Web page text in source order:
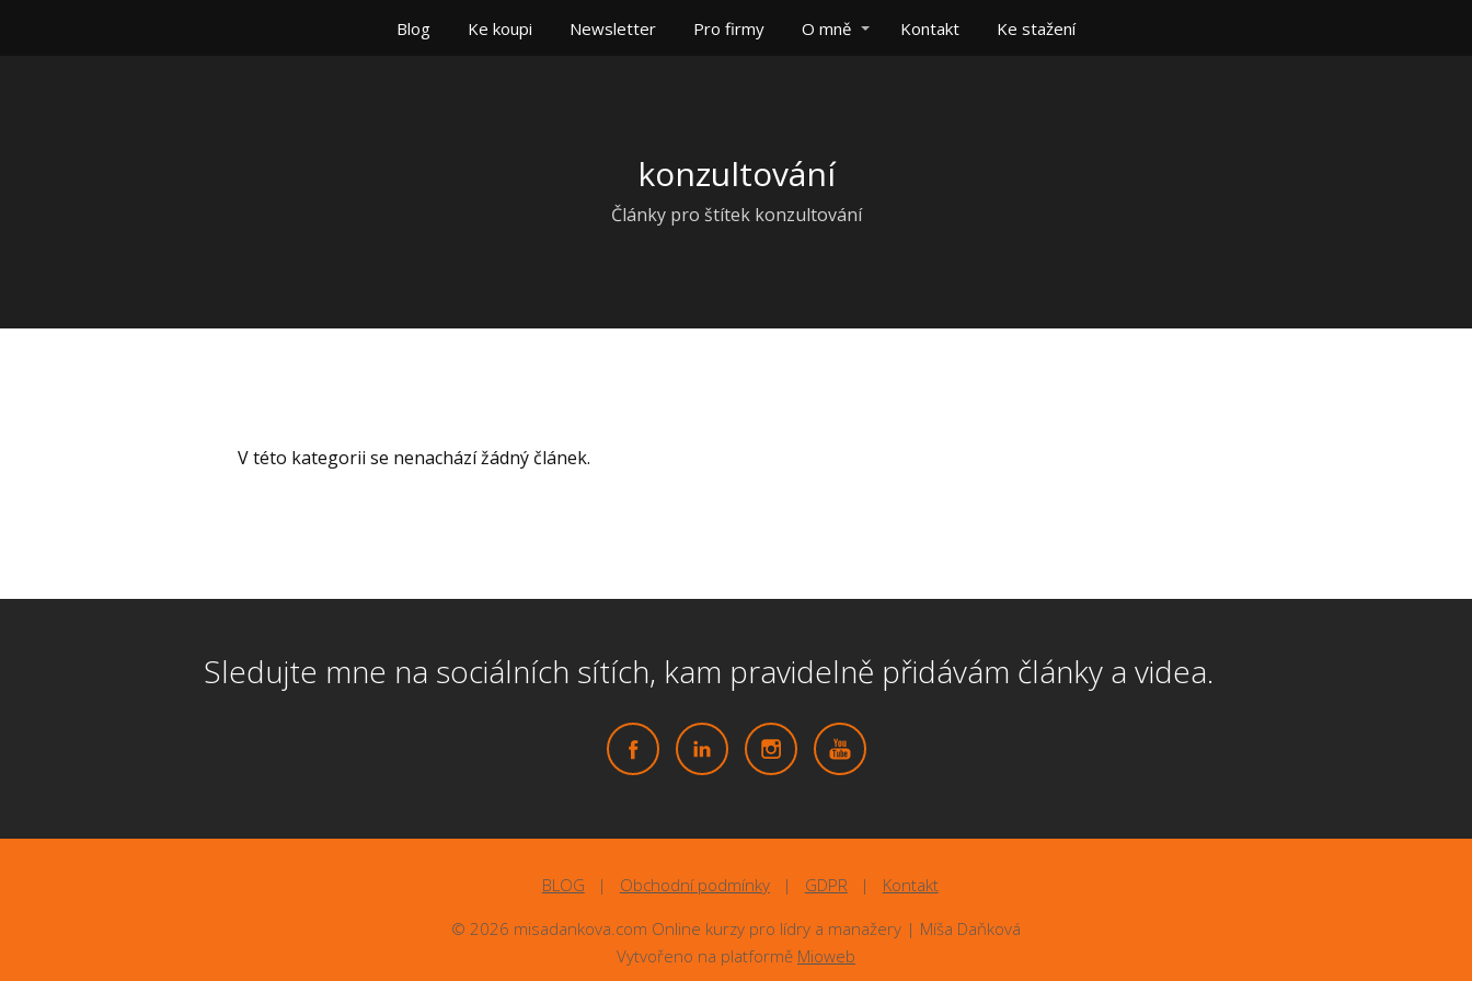
Blog Ke koupi Newsletter Pro firmy O mně Kontakt Ke stažení
konzultování
Články pro štítek konzultování
V této kategorii se nenachází žádný článek.
Sledujte mne na sociálních sítích, kam pravidelně přidávám články a videa.
BLOG Obchodní podmínky GDPR
Kontakt
© 2026 misadankova.com Online kurzy pro lídry a manažery | Míša Daňková
Vytvořeno na platformě Mioweb